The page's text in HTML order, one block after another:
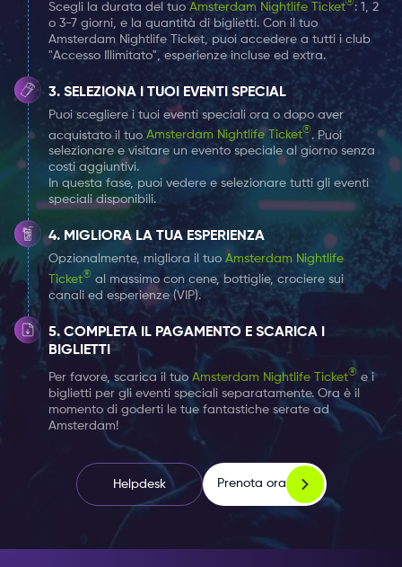
sciatti e vestiti per fare colpo. Potete inoltre godere di
diversi drink speciali a seconda dell’occasione, il che
significa che il Club Smokey ha tutto ciò che vi serve se
siete in vena di qualcosa di diverso una volta ogni in
tanto.
C’è una grande zona fumatori, per cui nessun
problema per i non fumatori. Non fatevi ingannare dal
nome del club. D’altra parte, l’area fumatori è
attrezzata con schermi HD, per cui potete godervi il
vostro tempo fumando.
Nonostante tutte le discoteche, caffetterie e bar della
Rembrandtplein, è difficile non notare il Club Smokey,
grazie alle sue grandi lettere colorate e luminose sulla
facciata. Ciò significa che sarete in grado di
localizzare il club facilmente prima che diventi
affollato. Di tutte le discoteche della Rembrandtplein,
questa dovreste visitarla almeno una volta mentre
esplorate la vita notturna di Amsterdam. Con il
Biglietto Amsterdam Nightlife, potete ottenere un
ingresso gratuito al Club Smokey ogni giorno della
Helpdesk Prenota ora
Scegli la durata del tuo Amsterdam Nightlife Ticket®: 1, 2
o 3-7 giorni, e la quantità di biglietti. Con il tuo
Amsterdam Nightlife Ticket, puoi accedere a tutti i club
"Accesso Illimitato", esperienze incluse ed extra.
SELEZIONA I TUOI EVENTI SPECIAL
Puoi scegliere i tuoi eventi speciali ora o dopo aver
acquistato il tuo Amsterdam Nightlife Ticket®. Puoi
selezionare e visitare un evento speciale al giorno senza
costi aggiuntivi.
In questa fase, puoi vedere e selezionare tutti gli eventi
speciali disponibili.
MIGLIORA LA TUA ESPERIENZA
Opzionalmente, migliora il tuo Amsterdam Nightlife
Ticket® al massimo con cene, bottiglie, crociere sui
canali ed esperienze (VIP).
COMPLETA IL PAGAMENTO E SCARICA I
BIGLIETTI
Per favore, scarica il tuo Amsterdam Nightlife Ticket® e i
biglietti per gli eventi speciali separatamente. Ora è il
momento di goderti le tue fantastiche serate ad
Amsterdam!